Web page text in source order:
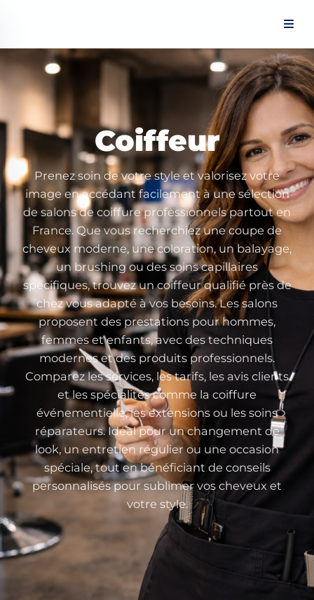
Coiffeur
Prenez soin de votre style et valorisez votre
image en accédant facilement à une sélection
de salons de coiffure professionnels partout en
France. Que vous recherchiez une coupe de
cheveux moderne, une coloration, un balayage,
un brushing ou des soins capillaires
spécifiques, trouvez un coiffeur qualifié près de
chez vous adapté à vos besoins. Les salons
proposent des prestations pour hommes,
femmes et enfants, avec des techniques
modernes et des produits professionnels.
Comparez les services, les tarifs, les avis clients
et les spécialités comme la coiffure
événementielle, les extensions ou les soins
réparateurs. Idéal pour un changement de
look, un entretien régulier ou une occasion
spéciale, tout en bénéficiant de conseils
personnalisés pour sublimer vos cheveux et
votre style.